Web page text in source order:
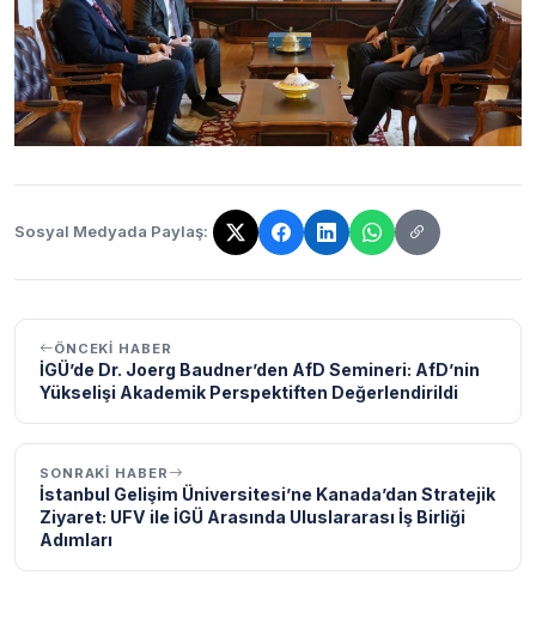
Sosyal Medyada Paylaş:
Bağlantı kopyalandı!
ÖNCEKI HABER
İGÜ’de Dr. Joerg Baudner’den AfD Semineri: AfD’nin
Yükselişi Akademik Perspektiften Değerlendirildi
SONRAKI HABER
İstanbul Gelişim Üniversitesi’ne Kanada’dan Stratejik
Ziyaret: UFV ile İGÜ Arasında Uluslararası İş Birliği
Adımları